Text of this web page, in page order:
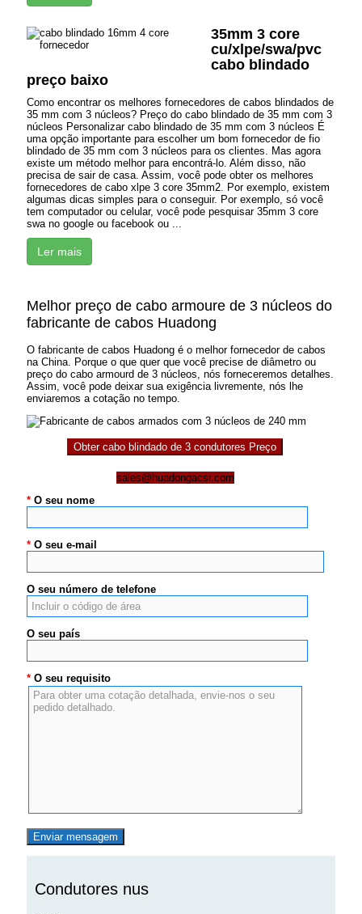
35mm 3 core
cu/xlpe/swa/pvc
cabo blindado
preço baixo
Como encontrar os melhores fornecedores de cabos blindados de
35 mm com 3 núcleos? Preço do cabo blindado de 35 mm com 3
núcleos Personalizar cabo blindado de 35 mm com 3 núcleos É
uma opção importante para escolher um bom fornecedor de fio
blindado de 35 mm com 3 núcleos para os clientes. Mas agora
existe um método melhor para encontrá-lo. Além disso, não
precisa de sair de casa. Assim, você pode obter os melhores
fornecedores de cabo xlpe 3 core 35mm2. Por exemplo, existem
algumas dicas simples para o conseguir. Por exemplo, só você
tem computador ou celular, você pode pesquisar 35mm 3 core
swa no google ou facebook ou ...
Ler mais
Melhor preço de cabo armoure de 3 núcleos do
fabricante de cabos Huadong
O fabricante de cabos Huadong é o melhor fornecedor de cabos
na China. Porque o que quer que você precise de diâmetro ou
preço do cabo armourd de 3 núcleos, nós forneceremos detalhes.
Assim, você pode deixar sua exigência livremente, nós lhe
enviaremos a cotação no tempo.
Obter cabo blindado de 3 condutores Preço
sales@huadongacsr.com
* O seu nome
* O seu e-mail
O seu número de telefone
O seu país
* O seu requisito
Condutores nus